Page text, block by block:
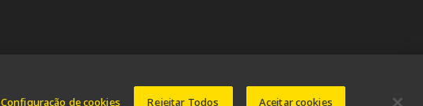
Configuração de cookies Rejeitar Todos Aceitar cookies